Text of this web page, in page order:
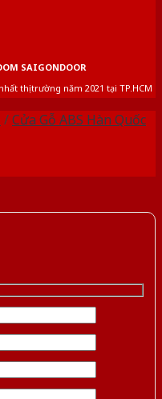
SAIGONDOOR
thị trường năm 2021 tại TP.HCM
/Cửa Gỗ ABS Hàn Quốc